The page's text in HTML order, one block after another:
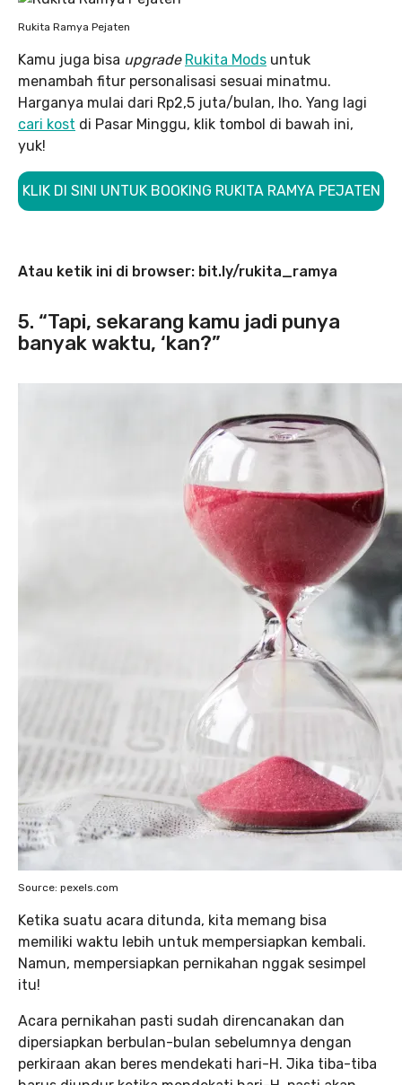
Rukita Ramya Pejaten
Kamu juga bisa upgrade Rukita Mods untuk
menambah fitur personalisasi sesuai minatmu.
Harganya mulai dari Rp2,5 juta/bulan, lho. Yang lagi
cari kost di Pasar Minggu, klik tombol di bawah ini,
yuk!
KLIK DI SINI UNTUK BOOKING RUKITA RAMYA PEJATEN
Atau ketik ini di browser: bit.ly/rukita_ramya
5. “Tapi, sekarang kamu jadi punya
banyak waktu, ‘kan?”
Source: pexels.com
Ketika suatu acara ditunda, kita memang bisa
memiliki waktu lebih untuk mempersiapkan kembali.
Namun, mempersiapkan pernikahan nggak sesimpel
itu!
Acara pernikahan pasti sudah direncanakan dan
dipersiapkan berbulan-bulan sebelumnya dengan
perkiraan akan beres mendekati hari-H. Jika tiba-tiba